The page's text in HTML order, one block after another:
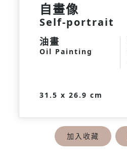
自畫像
Self-portrait
油畫
Oil Painting
31.5 x 26.9 cm
加入收藏